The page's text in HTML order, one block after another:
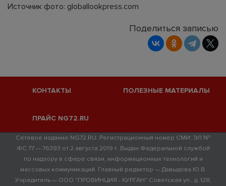
Источник фото: globallookpress.com
Поделиться записью
КОНТАКТЫ ПОЛЕЗНЫЕ МАТЕРИАЛЫ
ПРАЙС NG72.RU
Сетевое издание NG72.RU. Регистрационный номер СМИ: ЭЛ №
ФС 77 — 76393 от 2 августа 2019 г. Выдан Федеральной службой
по надзору в сфере связи, информационных технологий и
массовых коммуникаций. Главный редактор — Давыдова Ю.В.
Учредитель — ООО "ПРОВИНЦИЯ - КУРГАН" Советская ул., д. 128,